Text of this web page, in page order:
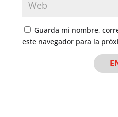
Guarda mi nombre,
este navegador para la